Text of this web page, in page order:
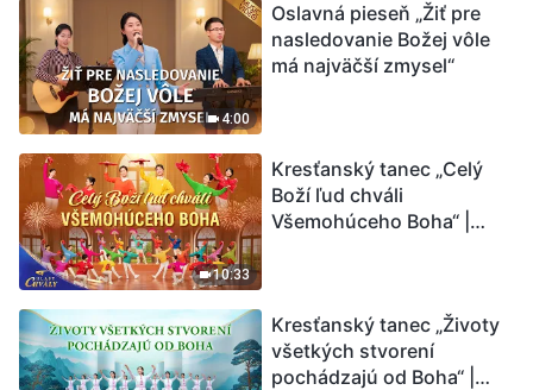
4:00
Oslavná pieseň „Žiť pre
nasledovanie Božej vôle
má najväčší zmysel“
10:33
Kresťanský tanec „Celý
Boží ľud chváli
Všemohúceho Boha“ |
Kresťanský tanec „Životy
všetkých stvorení
pochádzajú od Boha“ |